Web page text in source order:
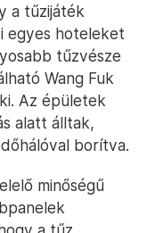
a tűzijáték
egyes hoteleket
tűzvésze
Wang Fuk
Az épületek
alatt álltak,
borítva.
minőségű